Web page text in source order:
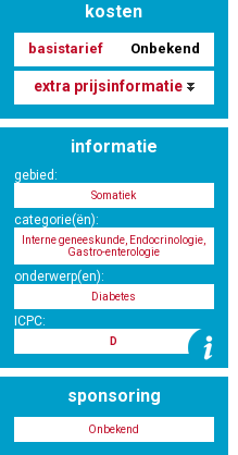
Nascholing aanmelden
Zoek op kaart
Registreren
Inloggen
kosten
basistarief Onbekend
extra prijsinformatie
informatie
gebied:
Somatiek
categorie(ën):
Interne geneeskunde, Endocrinologie,
Gastro-enterologie
onderwerp(en):
Diabetes
ICPC:
D
sponsoring
Onbekend